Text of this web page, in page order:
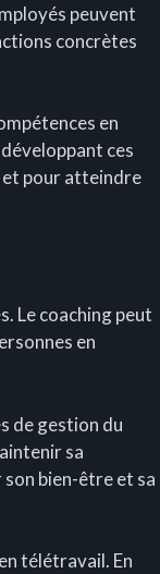
peuvent
concrètes
en
ces
et pour atteindre
Le coaching peut
en
de gestion du
sa
bien-être et sa
télétravail. En